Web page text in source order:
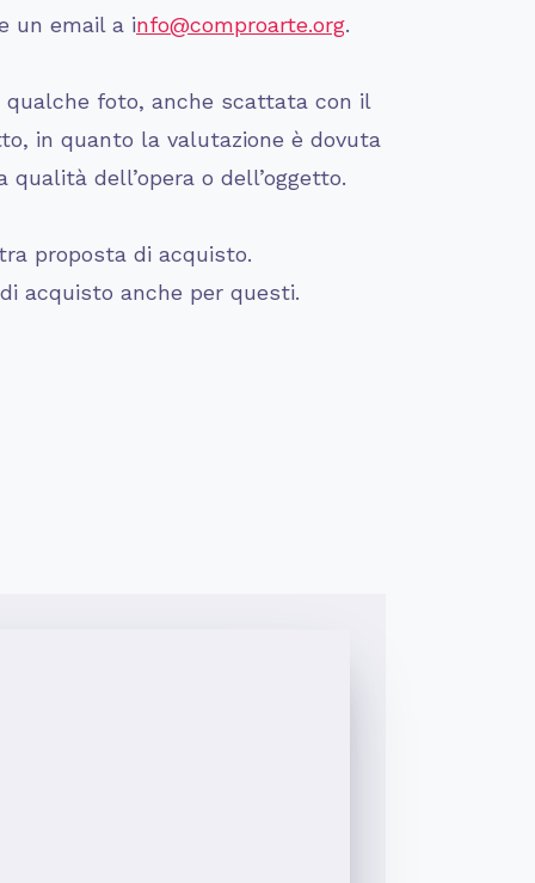
un email a info@comproarte.org.
qualche foto, anche scattata con il
in quanto la valutazione è dovuta
dell’opera o dell’oggetto.
proposta di acquisto.
acquisto anche per questi.